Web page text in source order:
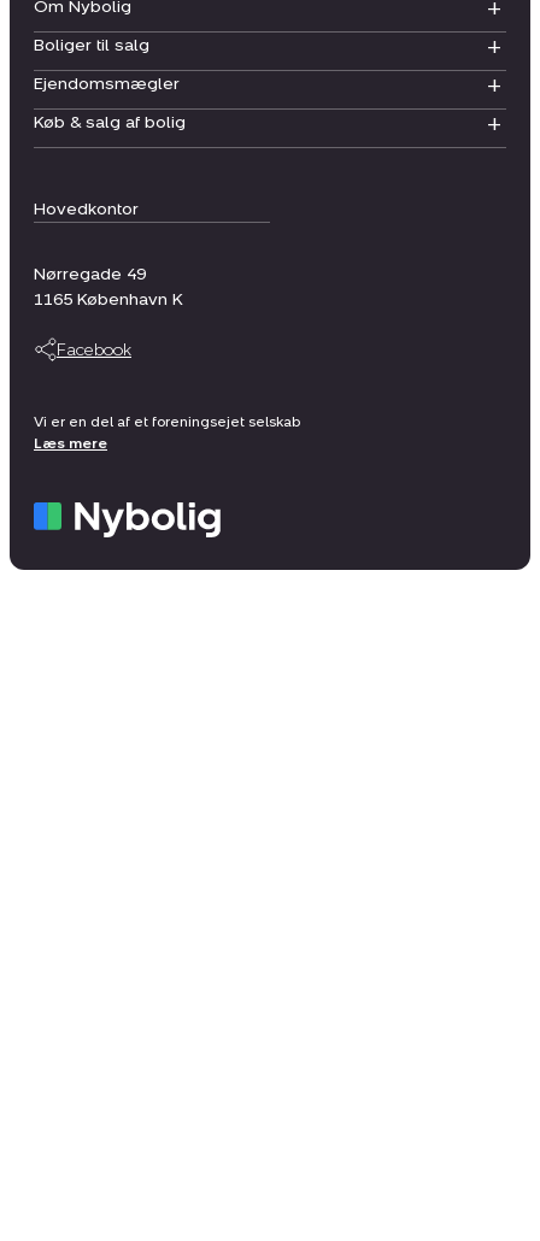
Hovedkontor
Nørregade 49
1165 København K
Facebook
Om Nybolig
Boliger til salg
Ejendomsmægler
Køb & salg af bolig
Vi er en del af et foreningsejet selskab
Læs mere